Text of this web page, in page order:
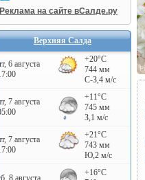
Реклама на сайте вСалде.ру
Верхняя Салда